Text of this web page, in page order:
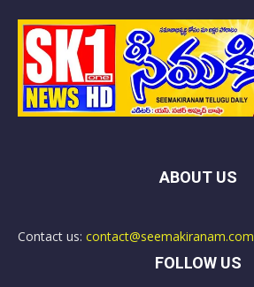
ABOUT US
Contact us: contact@seemakiranam.com
FOLLOW US